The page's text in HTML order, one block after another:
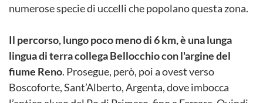
numerose specie di uccelli che popolano questa zona.
Il percorso, lungo poco meno di 6 km, è una lunga
lingua di terra collega Bellocchio con l'argine del
fiume Reno. Prosegue, però, poi a ovest verso
Boscoforte, Sant’Alberto, Argenta, dove imbocca